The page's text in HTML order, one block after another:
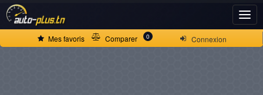
Connexion
Mes favoris Comparer 0
ACCUEIL